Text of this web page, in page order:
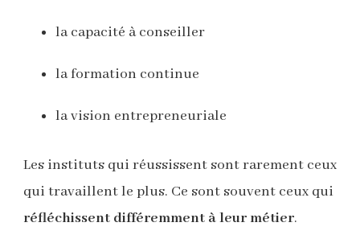
la capacité à conseiller
la formation continue
la vision entrepreneuriale
Les instituts qui réussissent sont rarement ceux
qui travaillent le plus. Ce sont souvent ceux qui
réfléchissent différemment à leur métier.